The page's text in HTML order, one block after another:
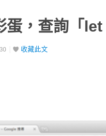
蛋，查詢「
收藏此文